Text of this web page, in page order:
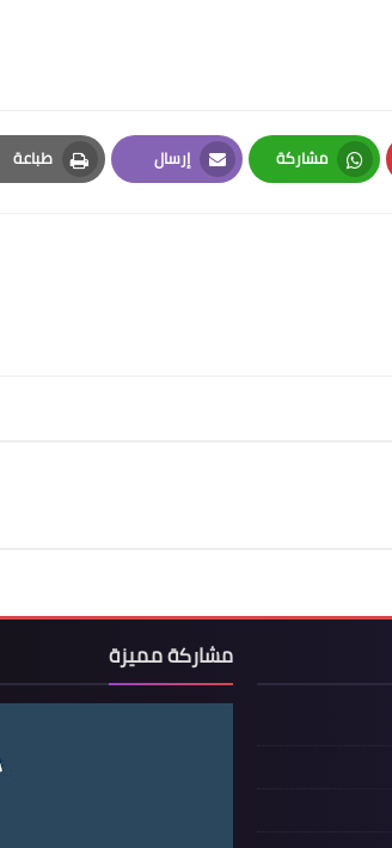
مشاركة
Whatsapp
إرسال
Email
طباعة
Print
مشاركة مميزة